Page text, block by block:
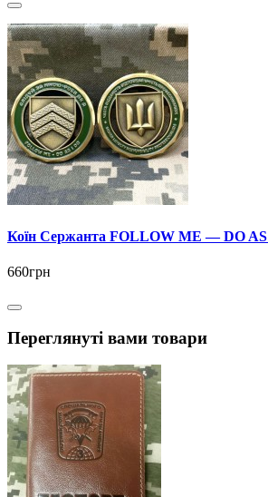
Коїн Сержанта FOLLOW ME — DO
660грн
Переглянуті вами товари